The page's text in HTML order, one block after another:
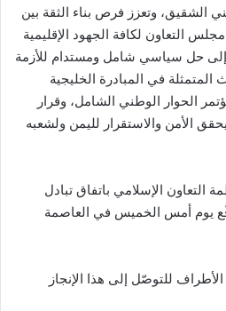
الشقيق، وتعزز فرص بناء الثقة بين
التعاون لكافة الجهود الإقليمية
إلى حل سياسي شامل ومستدام للأزمة
المتمثلة في المبادرة الخليجية
الحوار الوطني الشامل، وقرار
رقم 2216، بما يحقق الأمن والاستقرار لليمن ولشعبه
التعاون الإسلامي باتفاق تبادل
يوم أمس الخميس في العاصمة
للتوصّل إلى هذا الإنجاز